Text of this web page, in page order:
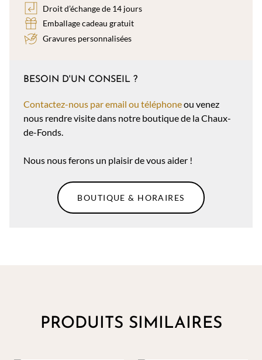
Droit d’échange de 14 jours
Emballage cadeau gratuit
Gravures personnalisées
BESOIN D'UN CONSEIL ?
Contactez-nous par email ou téléphoneou venez
nous rendre visite dans notre boutique de la Chaux-
de-Fonds.
Nous nous ferons un plaisir de vous aider !
BOUTIQUE & HORAIRES
PRODUITS SIMILAIRES